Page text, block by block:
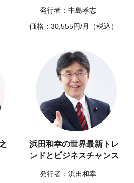
発行者：中島孝志
価格：30,555円/月（税込）
浜田和幸の世界最新トレ
ンドとビジネスチャンス
発行者：浜田和幸